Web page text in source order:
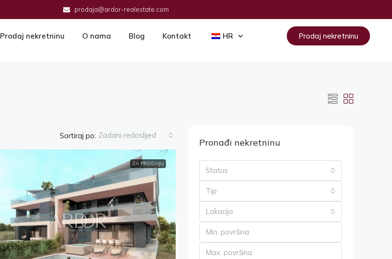
prodaja@ardor-realestate.com
Prodaj nekretninu O nama Blog Kontakt HR Prodaj nekretninu
Sortiraj po: Zadani redoslijed
ZA PRODAJU
Pronađi nekretninu
Status
Tip
Lokacija